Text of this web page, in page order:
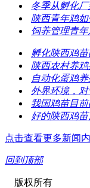
冬季从孵化
陕西青年鸡
饲养管理青
孵化陕西鸡
陕西农村养
自动化蛋鸡
外界环境，
我国鸡苗目
好的陕西鸡
点击查看更多新闻
回到顶部
版权所有